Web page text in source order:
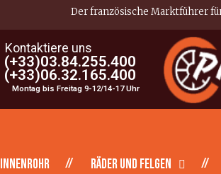
Der französische Marktführer
Kontaktiere uns
(+33)03.84.255.400
(+33)06.32.165.400
Montag bis Freitag 9-12/14-17 Uhr
Innenrohr Räder und Felgen